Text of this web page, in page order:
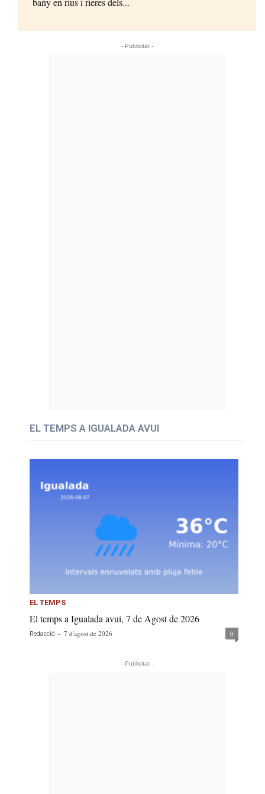
- Publicitat -
EL TEMPS A IGUALADA AVUI
EL TEMPS
El temps a Igualada avui, 7 de Agost de 2026
Redacció - 7 d'agost de 2026 0
- Publicitat -